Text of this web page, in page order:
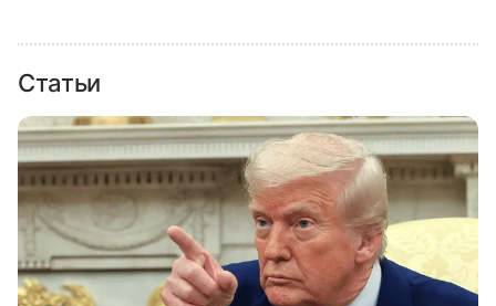
Статьи